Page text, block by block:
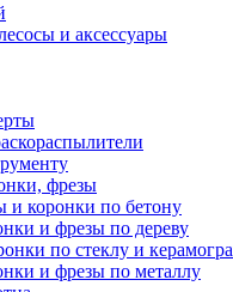
и аксессуары
фрезы
и коронки по бетону
и фрезы по дереву
по стеклу и
и фрезы по металлу